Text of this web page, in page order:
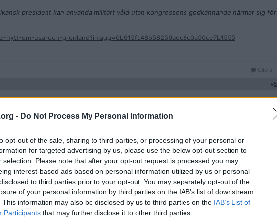
- Do Not Process My Personal Information
opt-out of the sale, sharing to third parties, or processing of your personal or
for targeted advertising by us, please use the below opt-out section to
selection. Please note that after your opt-out request is processed you may
interest-based ads based on personal information utilized by us or personal
to third parties prior to your opt-out. You may separately opt-out of the
of your personal information by third parties on the IAB’s list of downstream
This information may also be disclosed by us to third parties on the IAB’s List of
Participants that may further disclose it to other third parties.
president kan använda militärt våld utan kongressens godkännande närmar sig för
om-usa-och-gronland?inlagg=6b915fc48b58256aec8c0a50ce7b1555
Citera
#5
that US hostilities with Iran have "terminated" owing to an ongoing ceasefire, as he
for the conflict.
Congress of strikes against Iran.
of United States Armed Forces" within 60 days of such a notification - unless